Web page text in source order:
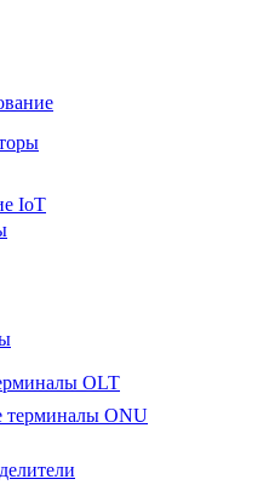
IoT
OLT
терминалы ONU